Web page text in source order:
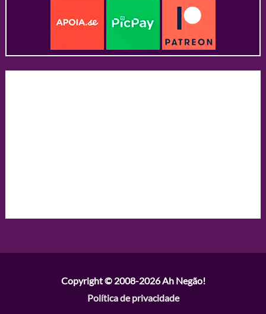
Copyright © 2008-2026Ah Negão!
Política de privacidade